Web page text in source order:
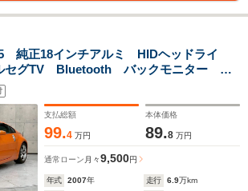
純正18インチアルミ HIDヘッドライ
セグTV Bluetooth バックモニター シ
巻きステアリング 3連メーター ドラレ
ペアキー ETC
支払総額
99.4 万円
本体価格
89.8 万円
通常ローン 月々9,500円
年式 2007年 走行 6.9万km